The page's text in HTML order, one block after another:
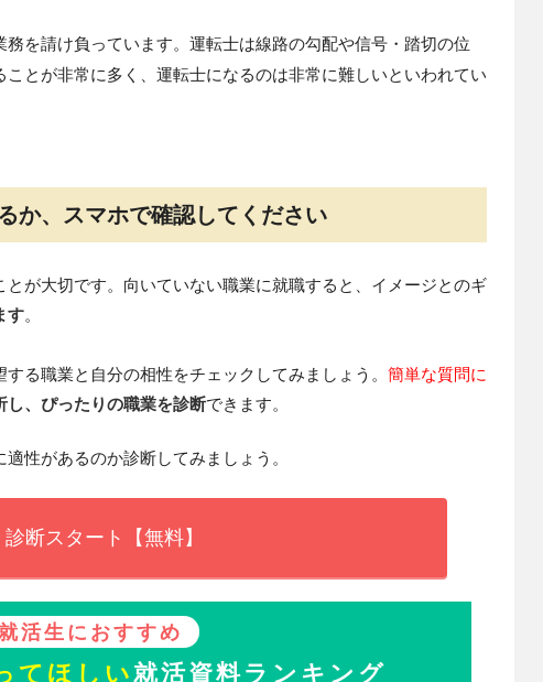
を請け負っています。運転士は線路の勾配や信号・踏切の位
とが非常に多く、運転士になるのは非常に難しいといわれてい
か、スマホで確認してください
が大切です。向いていない職業に就職すると、イメージとのギ
す。
る職業と自分の相性をチェックしてみましょう。 簡単な質問に
し、ぴったりの職業を診断できます。
性があるのか診断してみましょう。
診断スタート【無料】
活生におすすめ
てほしい就活資料ランキング